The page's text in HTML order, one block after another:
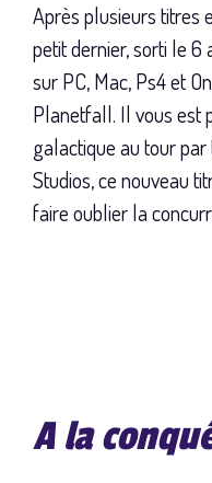
Après plusieurs titres
petit dernier, sorti le 6
sur PC, Mac, Ps4 et
Planetfall. Il vous est
galactique au tour
Studios, ce nouveau
faire oublier la
A la